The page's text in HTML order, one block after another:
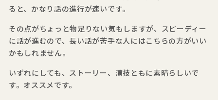
ると、かなり話の進行が速いです。
その点がちょっと物足りない気もしますが、スピーディー
に話が進むので、長い話が苦手な人にはこちらの方がいい
かもしれません。
いずれにしても、ストーリー、演技ともに素晴らしいで
す。オススメです。